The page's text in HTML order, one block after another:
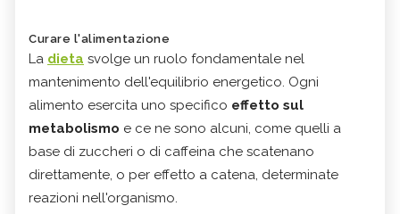
Curare l'alimentazione
La dieta svolge un ruolo fondamentale nel
mantenimento dell'equilibrio energetico. Ogni
alimento esercita uno specifico effetto sul
metabolismo e ce ne sono alcuni, come quelli a
base di zuccheri o di caffeina che scatenano
direttamente, o per effetto a catena, determinate
reazioni nell'organismo.